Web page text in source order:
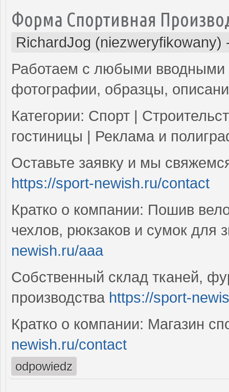
Форма Спортивная
RichardJog (niezweryfikowany)
Работаем с любыми вводными
фотографии, образцы,
Категории: Спорт |
гостиницы | Реклама и
Оставьте заявку и мы
https://sport-newish.ru/contact
Кратко о компании: Пошив
чехлов, рюкзаков и сумок для
newish.ru/aaa
Собственный склад тканей,
производства https://sport-
Кратко о компании: Магазин
newish.ru/contact
odpowiedz